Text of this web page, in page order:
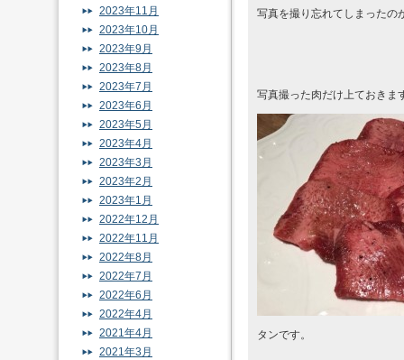
写真を撮り忘れてしまったの
写真撮った肉だけ上ておきま
タンです。
2023年11月
2023年10月
2023年9月
2023年8月
2023年7月
2023年6月
2023年5月
2023年4月
2023年3月
2023年2月
2023年1月
2022年12月
2022年11月
2022年8月
2022年7月
2022年6月
2022年4月
2021年4月
2021年3月